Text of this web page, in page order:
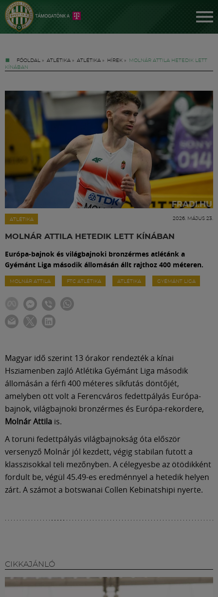
FŐOLDAL » ATLÉTIKA » ATLÉTIKA » HÍREK »
MOLNÁR ATTILA HETEDIK LETT
KÍNÁBAN
ATLÉTIKA 2026. MÁJUS 23.
MOLNÁR ATTILA HETEDIK LETT KÍNÁBAN
Európa-bajnok és világbajnoki bronzérmes atlétánk a
Gyémánt Liga második állomásán állt rajthoz 400 méteren.
MOLNÁR ATTILA FTC ATLÉTIKA ATLÉTIKA GYÉMÁNT LIGA
Magyar idő szerint 13 órakor rendezték a kínai
Hsziamenben zajló Atlétika Gyémánt Liga második
állomásán a férfi 400 méteres síkfutás döntőjét,
amelyben ott volt a Ferencváros fedettpályás Európa-
bajnok, világbajnoki bronzérmes és Európa-rekordere,
Molnár Attila is.
A toruni fedettpályás világbajnokság óta először
versenyző Molnár jól kezdett, végig stabilan futott a
klasszisokkal teli mezőnyben. A célegyesbe az ötödikként
fordult be, végül 45.49-es eredménnyel a hetedik helyen
zárt. A számot a botswanai Collen Kebinatshipi nyerte.
CIKKAJÁNLÓ
Jegyek
FM YouTube +
Hírek
Labdarúgás
Szakosztályok
Meccscenter
Klub
Shop
Közösség
Múzeum
English